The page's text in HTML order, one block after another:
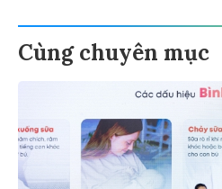
Cùng chuyên mục